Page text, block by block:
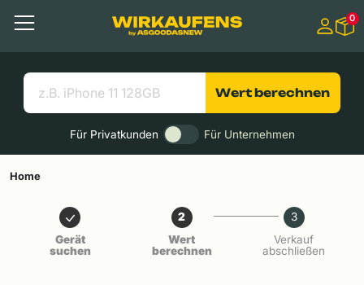
Menü
Suchen
Nützliche Links
0
Wert berechnen
Für Privatkunden Für Unternehmen
Home
Gerät
suchen
2
Wert
berechnen
3
Verkauf
abschließen